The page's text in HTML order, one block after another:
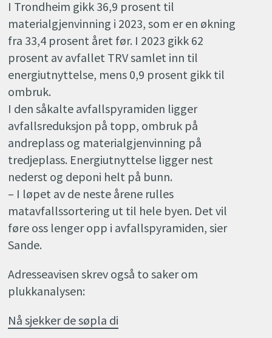
I Trondheim gikk 36,9 prosent til
materialgjenvinning i 2023, som er en økning
fra 33,4 prosent året før. I 2023 gikk 62
prosent av avfallet TRV samlet inn til
energiutnyttelse, mens 0,9 prosent gikk til
ombruk.
I den såkalte avfallspyramiden ligger
avfallsreduksjon på topp, ombruk på
andreplass og materialgjenvinning på
tredjeplass. Energiutnyttelse ligger nest
nederst og deponi helt på bunn.
– I løpet av de neste årene rulles
matavfallssortering ut til hele byen. Det vil
føre oss lenger opp i avfallspyramiden, sier
Sande.
Adresseavisen skrev også to saker om
plukkanalysen:
Nå sjekker de søpla di